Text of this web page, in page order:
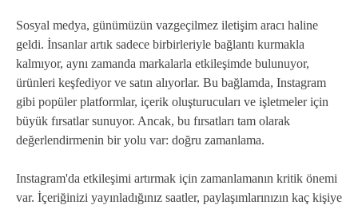
Sosyal medya, günümüzün vazgeçilmez iletişim aracı haline
geldi. İnsanlar artık sadece birbirleriyle bağlantı kurmakla
kalmıyor, aynı zamanda markalarla etkileşimde bulunuyor,
ürünleri keşfediyor ve satın alıyorlar. Bu bağlamda, Instagram
gibi popüler platformlar, içerik oluşturucuları ve işletmeler için
büyük fırsatlar sunuyor. Ancak, bu fırsatları tam olarak
değerlendirmenin bir yolu var: doğru zamanlama.
Instagram'da etkileşimi artırmak için zamanlamanın kritik önemi
var. İçeriğinizi yayınladığınız saatler, paylaşımlarınızın kaç kişiye